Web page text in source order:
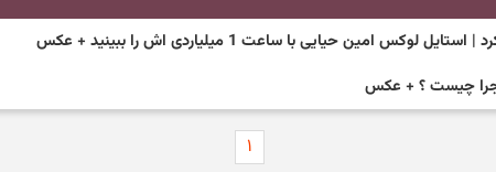
چیست ؟ + عکس
۱